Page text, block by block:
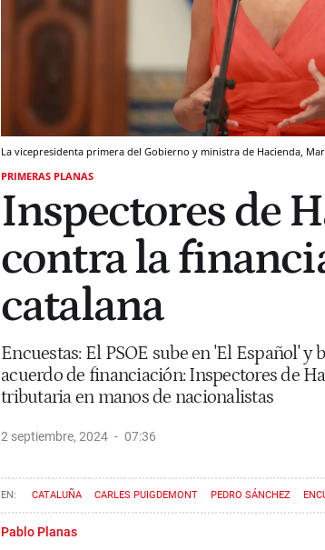
La vicepresidenta primera del Gobierno y ministra de Hacienda,
PRIMERAS PLANAS
Inspectores de
contra la
catalana
Encuestas: El PSOE sube en 'El Español' y
acuerdo de financiación: Inspectores de
tributaria en manos de nacionalistas
2 septiembre, 2024 07:36
CATALUÑA CARLES PUIGDEMONT PEDRO SÁNCHEZ
MARÍA JESÚS MONTERO
Pablo Planas